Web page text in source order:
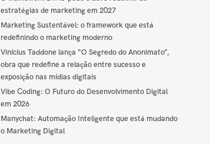
estratégias de marketing em 2027
Marketing Sustentável: o framework que está
redefinindo o marketing moderno
Vinícius Taddone lança “O Segredo do Anonimato”,
obra que redefine a relação entre sucesso e
exposição nas mídias digitais
Vibe Coding: O Futuro do Desenvolvimento Digital
em 2026
Manychat: Automação Inteligente que está mudando
o Marketing Digital